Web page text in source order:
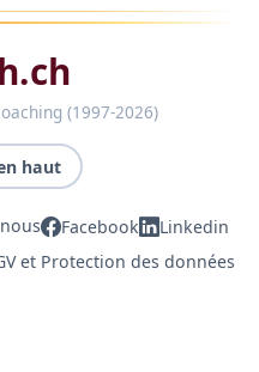
(1997-2026)
haut
Facebook
Linkedin
et Protection des données